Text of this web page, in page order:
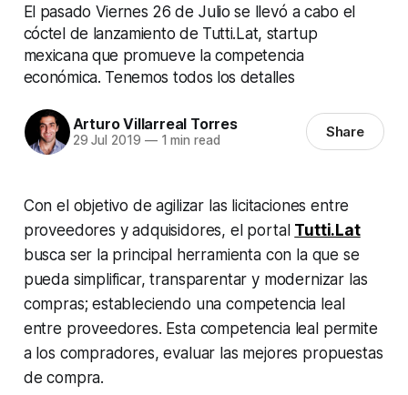
El pasado Viernes 26 de Julio se llevó a cabo el
cóctel de lanzamiento de Tutti.Lat, startup
mexicana que promueve la competencia
económica. Tenemos todos los detalles
Arturo Villarreal Torres
29 Jul 2019 —1 min read Share
Con el objetivo de agilizar las licitaciones entre
proveedores y adquisidores, el portal Tutti.Lat
busca ser la principal herramienta con la que se
pueda simplificar, transparentar y modernizar las
compras; estableciendo una competencia leal
entre proveedores. Esta competencia leal permite
a los compradores, evaluar las mejores propuestas
de compra.